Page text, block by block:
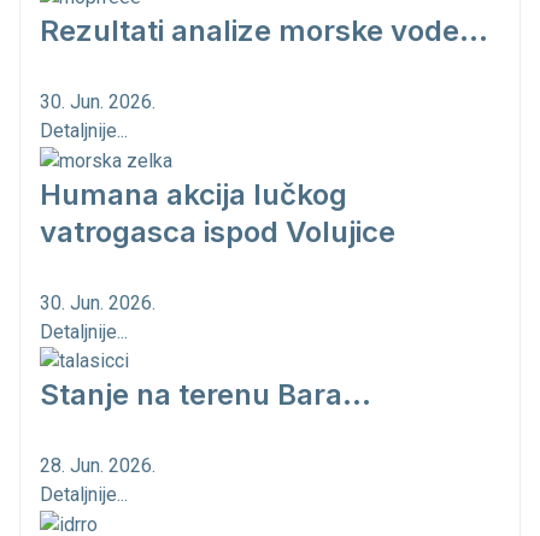
Rezultati analize morske vode...
30. Jun. 2026.
Detaljnije...
Humana akcija lučkog
vatrogasca ispod Volujice
30. Jun. 2026.
Detaljnije...
Stanje na terenu Bara...
28. Jun. 2026.
Detaljnije...